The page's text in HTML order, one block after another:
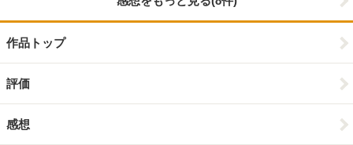
作品トップ
評価
感想